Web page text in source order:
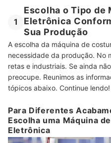
1
Escolha o Tipo de
Eletrônica
Sua Produção
A escolha da máquina de
necessidade da produção. No
retas e industriais. Se ainda
preocupe. Reunimos as
tópicos abaixo. Continue lendo!
Para Diferentes
Escolha uma Máquina
Eletrônica